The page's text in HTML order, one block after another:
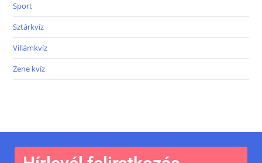
Sport
Sztárkvíz
Villámkvíz
Zene kvíz